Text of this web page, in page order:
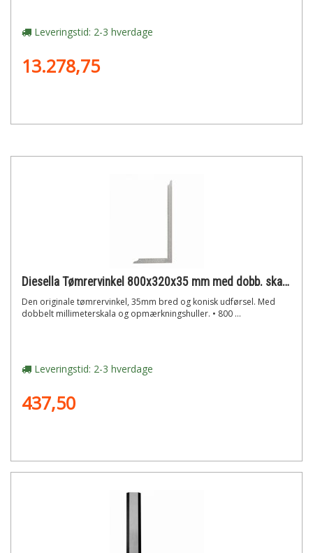
Leveringstid: 2-3 hverdage
13.278,75
Diesella Tømrervinkel 800x320x35 mm med dobb. skala og opmærk. huller
Den originale tømrervinkel, 35mm bred og konisk udførsel. Med
dobbelt millimeterskala og opmærkningshuller. • 800 ...
Leveringstid: 2-3 hverdage
437,50